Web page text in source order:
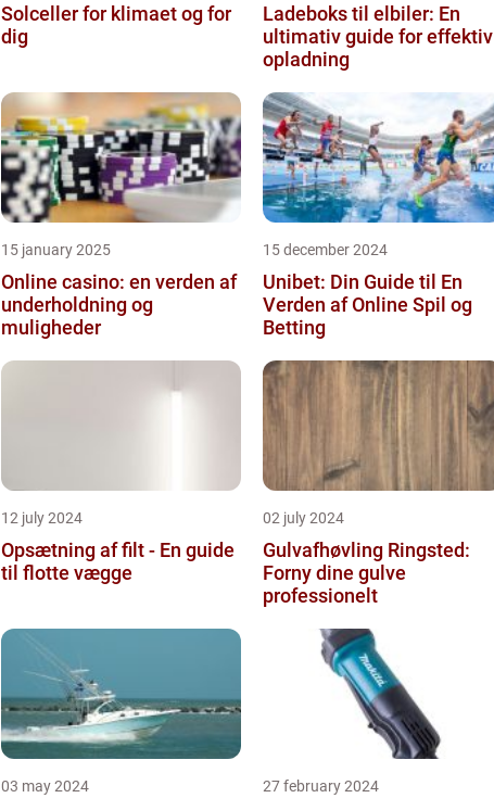
Solceller for klimaet og for
dig
Ladeboks til elbiler: En
ultimativ guide for effektiv
opladning
15 january 2025
Online casino: en verden af
underholdning og
muligheder
15 december 2024
Unibet: Din Guide til En
Verden af Online Spil og
Betting
12 july 2024
Opsætning af filt - En guide
til flotte vægge
02 july 2024
Gulvafhøvling Ringsted:
Forny dine gulve
professionelt
03 may 2024 27 february 2024